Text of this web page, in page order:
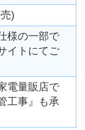
)
様の一部で
イトにてご
電量販店で
工事』も承